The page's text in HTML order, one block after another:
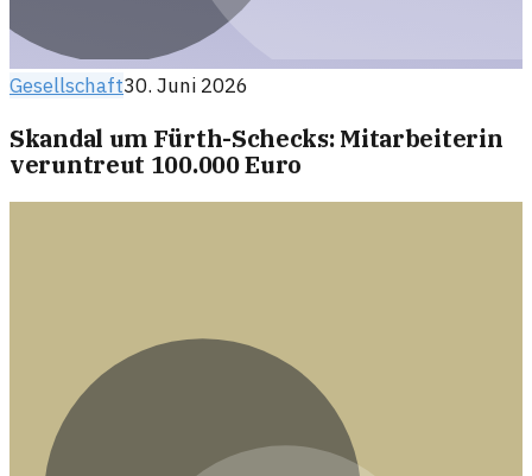
Gesellschaft30. Juni 2026
Skandal um Fürth-Schecks: Mitarbeiterin
veruntreut 100.000 Euro